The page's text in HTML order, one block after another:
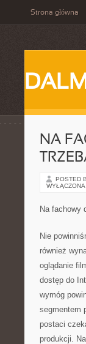
Strona główna
NA
POSTED
WYŁĄCZONA
Na fachowy
Nie
również
oglądanie
dostęp do
wymóg
segmentem
postaci
produkcji.